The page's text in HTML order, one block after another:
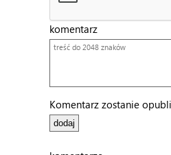
komentarz
Komentarz zostanie